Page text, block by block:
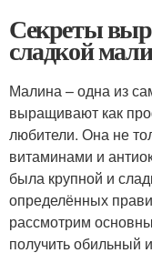
Секреты
сладкой
Малина – одна из
выращивают как
любители. Она не
витаминами и
была крупной и
определённых
рассмотрим
получить обильный